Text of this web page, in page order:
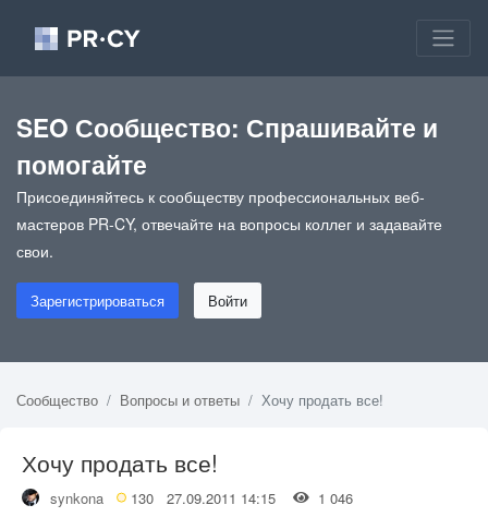
SEO Сообщество: Спрашивайте и
помогайте
Присоединяйтесь к сообществу профессиональных веб-
мастеров PR-CY, отвечайте на вопросы коллег и задавайте
свои.
Зарегистрироваться Войти
Сообщество Вопросы и ответы Хочу продать все!
Хочу продать все!
synkona 130 27.09.2011 14:15 1 046